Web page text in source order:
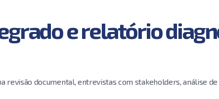
e relatório
revisão documental, entrevistas com stakeholders, análise